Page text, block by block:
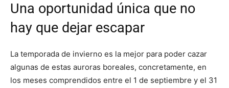
Una oportunidad única que no
hay que dejar escapar
La temporada de invierno es la mejor para poder cazar
algunas de estas auroras boreales, concretamente, en
los meses comprendidos entre el 1 de septiembre y el 31